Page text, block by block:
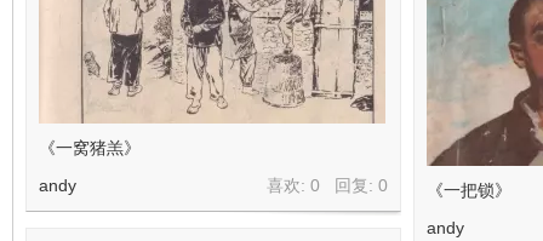
《一窝猪羔》
喜欢: 0 回复: 0
andy
《一把锁》
andy